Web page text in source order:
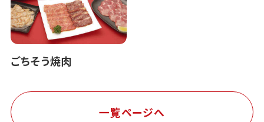
ごちそう焼肉
一覧ページへ